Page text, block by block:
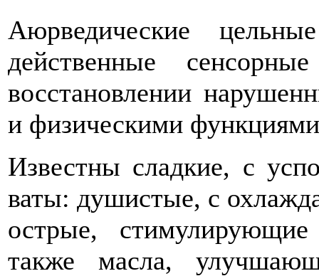
Аюрведические
действенные
восстановлении
и физическими
Известны сладкие, с
ваты: душистые, с
острые,
также масла,